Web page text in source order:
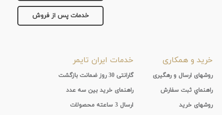
بند
خدمات پس از فروش
خرید و همکاری
روشهای ارسال و رهگیری
راهنماي ثبت سفارش
روشهای خرید
خدمات ایران تایمر
گارانتی 30 روز ضمانت بازگشت
راهنمای خرید بین سه عدد
ارسال 3 ساعته محصولات